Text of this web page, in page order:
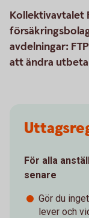
Kollektivavtalet
avdelningar:
att ändra
För alla
senare
Gör du
lever och